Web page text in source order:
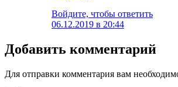
Войдите, чтобы ответить
06.12.2019 в 20:44
Добавить комментарий
Для отправки комментария вам